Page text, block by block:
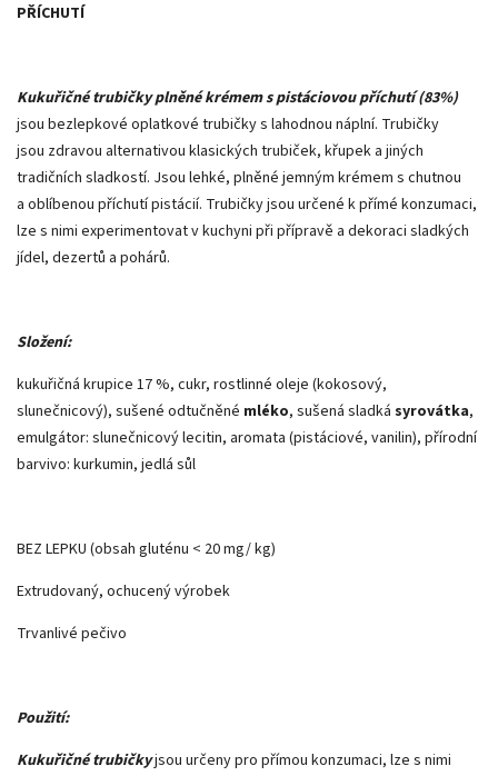
PŘÍCHUTÍ
Kukuřičné trubičky plněné krémem s pistáciovou příchutí (83%)
jsou bezlepkové oplatkové trubičky s lahodnou náplní. Trubičky
jsou zdravou alternativou klasických trubiček, křupek a jiných
tradičních sladkostí. Jsou lehké, plněné jemným krémem s chutnou
a oblíbenou příchutí pistácií. Trubičky jsou určené k přímé konzumaci,
lze s nimi experimentovat v kuchyni při přípravě a dekoraci sladkých
jídel, dezertů a pohárů.
Složení:
kukuřičná krupice 17 %, cukr, rostlinné oleje (kokosový,
slunečnicový), sušené odtučněné mléko, sušená sladká syrovátka,
emulgátor: slunečnicový lecitin, aromata (pistáciové, vanilin), přírodní
barvivo: kurkumin, jedlá sůl
BEZ LEPKU (obsah gluténu < 20 mg/ kg)
Extrudovaný, ochucený výrobek
Trvanlivé pečivo
Použití:
Kukuřičné trubičkyjsou určeny pro přímou konzumaci, lze s nimi